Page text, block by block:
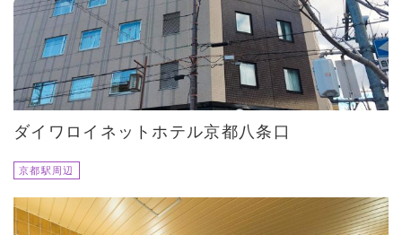
ダイワロイネットホテル京都八条口
京都駅周辺